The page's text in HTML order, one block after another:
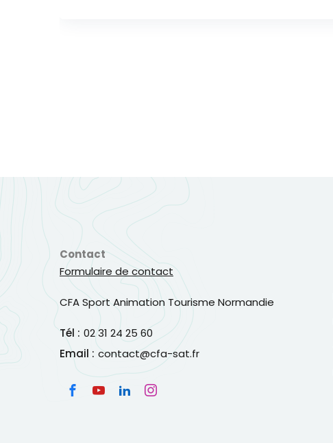
Contact
Formulaire de contact
CFA Sport Animation Tourisme Normandie
Tél : 02 31 24 25 60
Email : contact@cfa-sat.fr